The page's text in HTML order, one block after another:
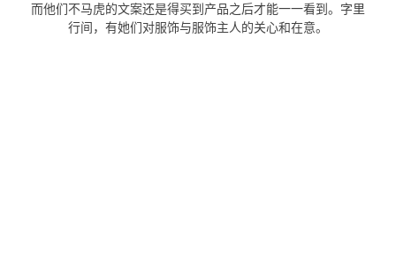
而他们不马虎的文案还是得买到产品之后才能一一看到。字里
行间，有她们对服饰与服饰主人的关心和在意。